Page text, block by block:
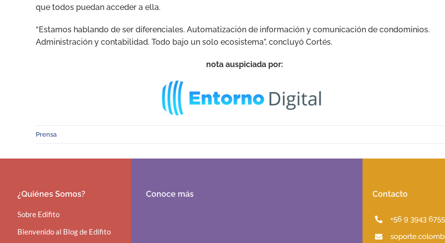
que todos puedan acceder a ella.
“Estamos hablando de ser diferenciales. Automatización de información y comunicación de condominios.
Administración y contabilidad. Todo bajo un solo ecosistema”, concluyó Cortés.
nota auspiciada por:
Prensa
¿Quiénes Somos?
Sobre Edifito
Bienvenido al Blog de Edifito
Conoce más Contacto
+56 9 3943 6755